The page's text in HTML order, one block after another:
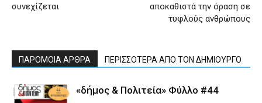
συνεχίζεται
αποκαθιστά την όραση σε
τυφλούς ανθρώπους
ΠΑΡΟΜΟΙΑ ΑΡΘΡΑ ΠΕΡΙΣΣΟΤΕΡΑ ΑΠΟ ΤΟΝ ΔΗΜΙΟΥΡΓΟ
«δήμος & Πολιτεία» Φύλλο #44